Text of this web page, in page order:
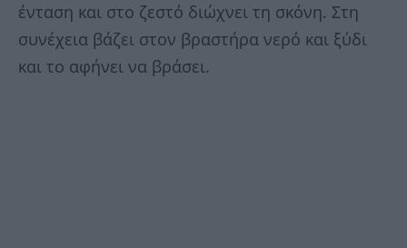
ένταση και στο ζεστό διώχνει τη σκόνη. Στη
συνέχεια βάζει στον βραστήρα νερό και ξύδι
και το αφήνει να βράσει.